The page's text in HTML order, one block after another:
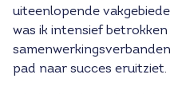
uiteenlopende
was ik intensief betrokken
pad naar succes eruitziet.